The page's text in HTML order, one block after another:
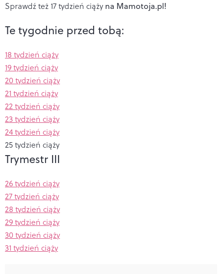
Sprawdź też 17 tydzień ciąży na Mamotoja.pl!
Te tygodnie przed tobą:
18 tydzień ciąży
19 tydzień ciąży
20 tydzień ciąży
21 tydzień ciąży
22 tydzień ciąży
23 tydzień ciąży
24 tydzień ciąży
25 tydzień ciąży
Trymestr III
26 tydzień ciąży
27 tydzień ciąży
28 tydzień ciąży
29 tydzień ciąży
30 tydzień ciąży
31 tydzień ciąży